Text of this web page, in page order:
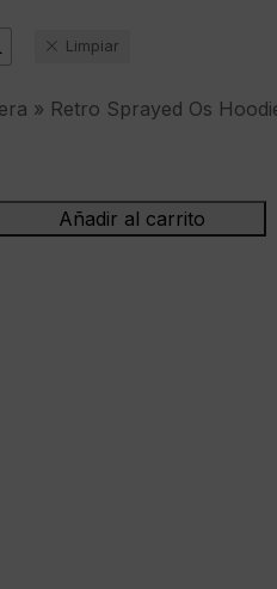
Limpiar
» Retro Sprayed Os
Añadir al carrito